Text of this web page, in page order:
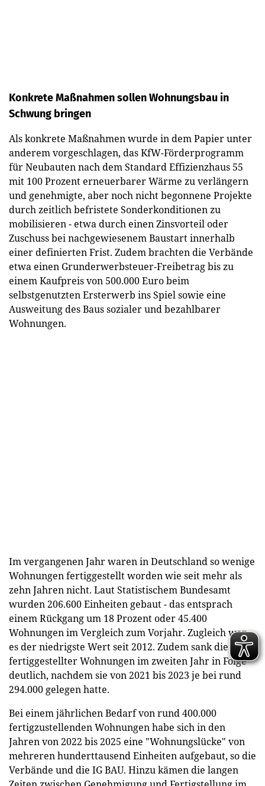
Konkrete Maßnahmen sollen Wohnungsbau in
Schwung bringen
Als konkrete Maßnahmen wurde in dem Papier unter
anderem vorgeschlagen, das KfW-Förderprogramm
für Neubauten nach dem Standard Effizienzhaus 55
mit 100 Prozent erneuerbarer Wärme zu verlängern
und genehmigte, aber noch nicht begonnene Projekte
durch zeitlich befristete Sonderkonditionen zu
mobilisieren - etwa durch einen Zinsvorteil oder
Zuschuss bei nachgewiesenem Baustart innerhalb
einer definierten Frist. Zudem brachten die Verbände
etwa einen Grunderwerbsteuer-Freibetrag bis zu
einem Kaufpreis von 500.000 Euro beim
selbstgenutzten Ersterwerb ins Spiel sowie eine
Ausweitung des Baus sozialer und bezahlbarer
Wohnungen.
Im vergangenen Jahr waren in Deutschland so wenige
Wohnungen fertiggestellt worden wie seit mehr als
zehn Jahren nicht. Laut Statistischem Bundesamt
wurden 206.600 Einheiten gebaut - das entsprach
einem Rückgang um 18 Prozent oder 45.400
Wohnungen im Vergleich zum Vorjahr. Zugleich war
es der niedrigste Wert seit 2012. Zudem sank die Zahl
fertiggestellter Wohnungen im zweiten Jahr in Folge
deutlich, nachdem sie von 2021 bis 2023 je bei rund
294.000 gelegen hatte.
Bei einem jährlichen Bedarf von rund 400.000
fertigzustellenden Wohnungen habe sich in den
Jahren von 2022 bis 2025 eine "Wohnungslücke" von
mehreren hunderttausend Einheiten aufgebaut, so die
Verbände und die IG BAU. Hinzu kämen die langen